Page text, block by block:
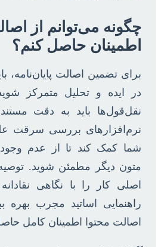
چگونه می‌توانم از
اطمینان حاصل کنم؟
برای تضمین اصالت پایان‌نامه،
در ایده و تحلیل متمرکز
نقل‌قول‌ها باید به دقت
نرم‌افزارهای بررسی سرقت
شما کمک کند تا از عدم وجود
متون دیگر مطمئن شوید.
اصلی کار را با نگاهی
راهنمایی اساتید مجرب بهره
اصالت محتوا اطمینان کامل